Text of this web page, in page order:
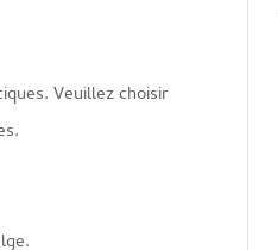
Veuillez choisir